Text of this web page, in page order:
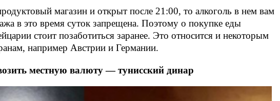
магазин и открыт после 21:00, то алкоголь в нем вам
в это время суток запрещена. Поэтому о покупке еды
стоит позаботиться заранее. Это относится и некоторым
например Австрии и Германии.
местную валюту — тунисский динар